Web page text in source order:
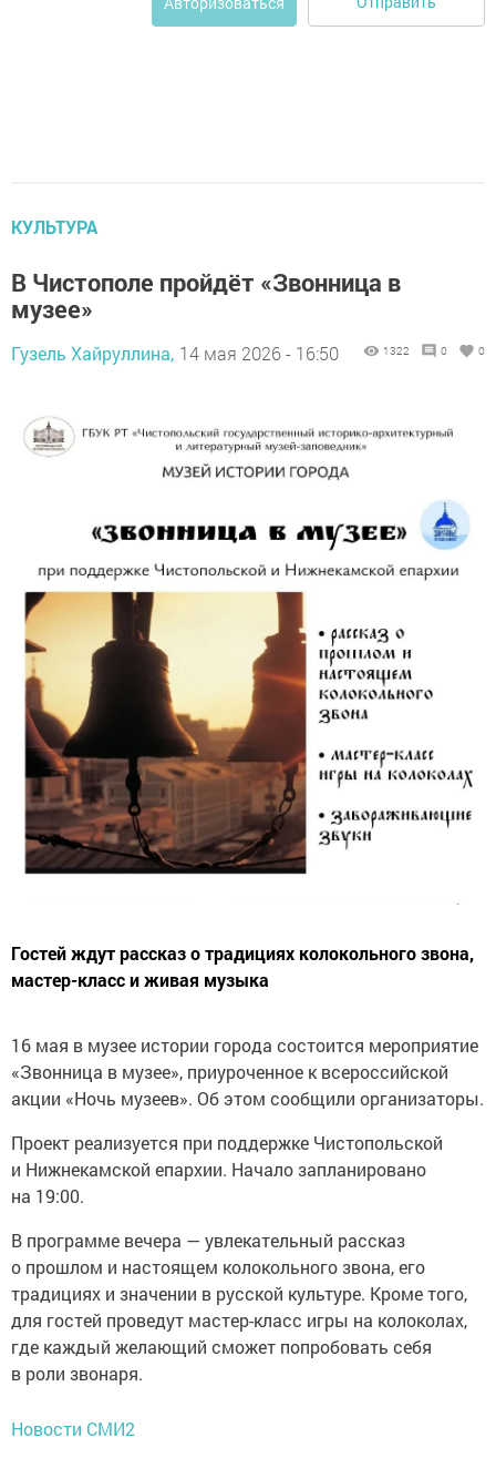
КУЛЬТУРА
В Чистополе пройдёт «Звонница в
музее»
Гузель Хайруллина, 14 мая 2026 - 16:50 1322 0 0
Гостей ждут рассказ о традициях колокольного звона,
мастер-класс и живая музыка
16 мая в музее истории города состоится мероприятие
«Звонница в музее», приуроченное к всероссийской
акции «Ночь музеев». Об этом сообщили организаторы.
Проект реализуется при поддержке Чистопольской
и Нижнекамской епархии. Начало запланировано
на 19:00.
В программе вечера — увлекательный рассказ
о прошлом и настоящем колокольного звона, его
традициях и значении в русской культуре. Кроме того,
для гостей проведут мастер-класс игры на колоколах,
где каждый желающий сможет попробовать себя
в роли звонаря.
Новости СМИ2